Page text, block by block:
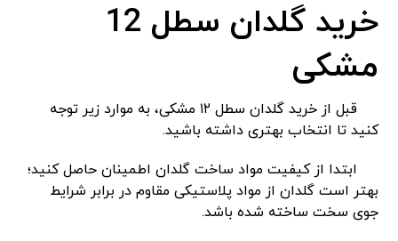
خرید گلدان سطل 12
مشکی
قبل از خرید گلدان سطل ۱۲ مشکی، به موارد زیر توجه
کنید تا انتخاب بهتری داشته باشید.
ابتدا از کیفیت مواد ساخت گلدان اطمینان حاصل کنید؛
بهتر است گلدان از مواد پلاستیکی مقاوم در برابر شرایط
جوی سخت ساخته شده باشد.